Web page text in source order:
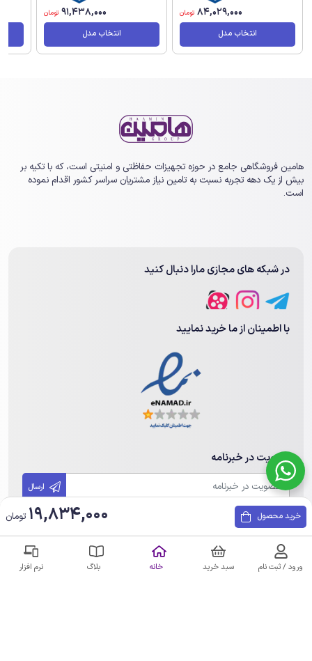
84,029,000 تومان
انتخاب مدل
91,438,000 تومان
انتخاب مدل
هامین فروشگاهی جامع در حوزه تجهیزات حفاظتی و امنیتی است، که با تکیه بر
بیش از یک ‏دهه تجربه نسبت به تامین نیاز مشتریان سراسر کشور اقدام نموده
است.
در شبکه های مجازی مارا دنبال کنید
با اطمینان از ما خرید نمایید
عضویت در خبرنامه
تمامی حقوق مادی و معنوی این سایت متعلق به مهندسی هوشمند هامین
می باشد. هرگونه کپی برداری پیگرد قانونی دارد.
خرید محصول 19,834,000 تومان
ورود / ثبت نام سبد خرید خانه بلاگ نرم افزار